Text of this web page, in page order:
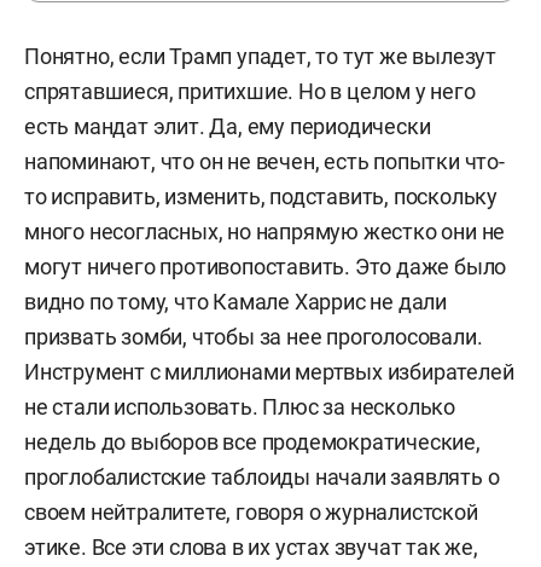
Понятно, если Трамп упадет, то тут же вылезут
спрятавшиеся, притихшие. Но в целом у него
есть мандат элит. Да, ему периодически
напоминают, что он не вечен, есть попытки что-
то исправить, изменить, подставить, поскольку
много несогласных, но напрямую жестко они не
могут ничего противопоставить. Это даже было
видно по тому, что Камале Харрис не дали
призвать зомби, чтобы за нее проголосовали.
Инструмент с миллионами мертвых избирателей
не стали использовать. Плюс за несколько
недель до выборов все продемократические,
проглобалистские таблоиды начали заявлять о
своем нейтралитете, говоря о журналистской
этике. Все эти слова в их устах звучат так же,